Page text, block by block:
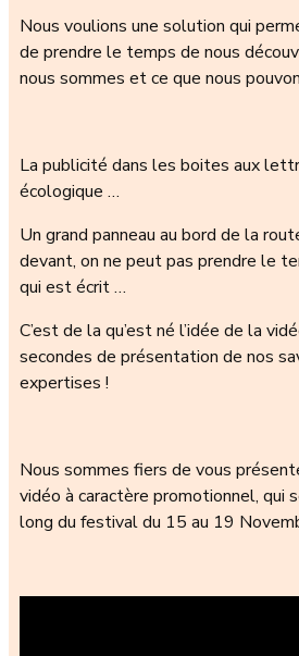
Nous voulions une solution qui
de prendre le temps de nous
nous sommes et ce que nous
La publicité dans les boites aux
écologique …
Un grand panneau au bord de la
devant, on ne peut pas prendre le
qui est écrit …
C’est de la qu’est né l’idée de la
secondes de présentation de nos
expertises !
Nous sommes fiers de vous
vidéo à caractère promotionnel, qui
long du festival du 15 au 19